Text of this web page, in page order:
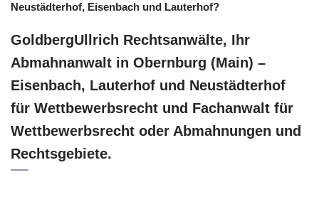
Neustädterhof, Eisenbach und Lauterhof?
GoldbergUllrich Rechtsanwälte, Ihr
Abmahnanwalt in Obernburg (Main) –
Eisenbach, Lauterhof und Neustädterhof
für Wettbewerbsrecht und Fachanwalt für
Wettbewerbsrecht oder Abmahnungen und
Rechtsgebiete.